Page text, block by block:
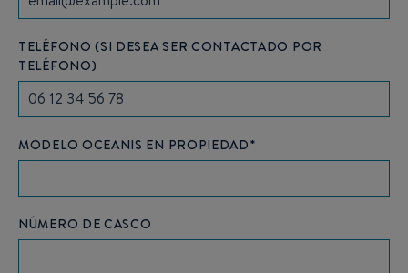
TELÉFONO (SI DESEA SER CONTACTADO POR
TELÉFONO)
MODELO OCEANIS EN PROPIEDAD*
NÚMERO DE CASCO